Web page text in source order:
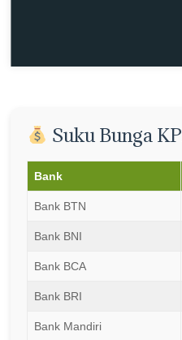
Suku Bunga
Bank
Bank BTN
Bank BNI
Bank BCA
Bank BRI
Bank Mandiri